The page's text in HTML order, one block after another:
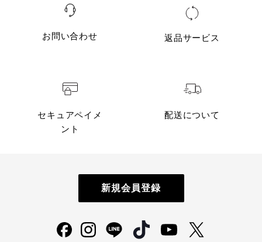
お問い合わせ 返品サービス
セキュアペイメ
ント
配送について
新規会員登録